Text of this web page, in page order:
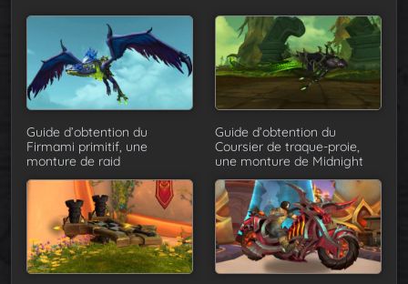
Guide d’obtention du
Firmami primitif, une
monture de raid
Guide d’obtention du
Coursier de traque-proie,
une monture de Midnight